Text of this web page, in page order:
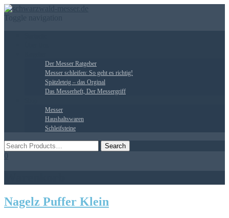
Der Messer Ratgeber
Messer schleifen: So geht es richtig!
Spätzleteig – das Orginal
Das Messerheft, Der Messergriff
Messer
Haushaltswaren
Schleifsteine
Nagelz Puffer Klein